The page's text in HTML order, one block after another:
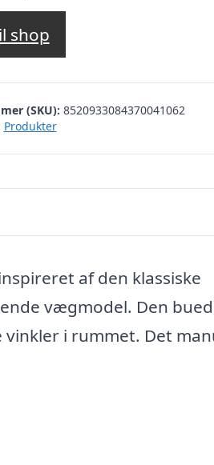
shop
(SKU): 8520933084370041062
Produkter
af den klassiske
vægmodel. Den
i rummet. Det